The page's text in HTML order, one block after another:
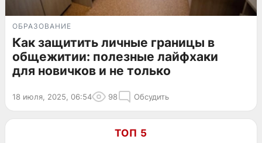
ОБРАЗОВАНИЕ
Как защитить личные границы в
общежитии: полезные лайфхаки
для новичков и не только
18 июля, 2025, 06:54 98 Обсудить
ТОП 5